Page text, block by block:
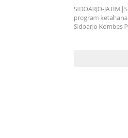
SIDOARJO-
program
Sidoarjo Kombes